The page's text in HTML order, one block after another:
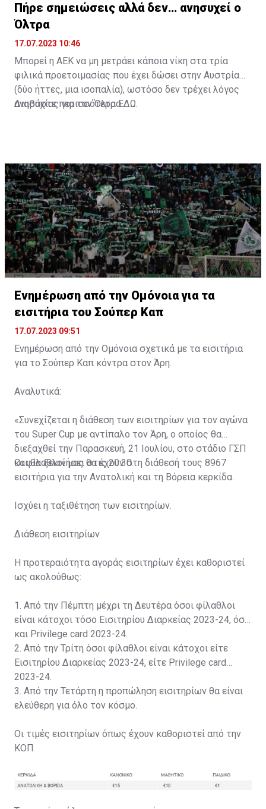
Πήρε σημειώσεις αλλά δεν… ανησυχεί ο
Όλτρα
17.07.2023 10:46
Μπορεί η ΑΕΚ να μη μετράει κάποια νίκη στα τρία
φιλικά προετοιμασίας που έχει δώσει στην Αυστρία
(δύο ήττες, μια ισοπαλία), ωστόσο δεν τρέχει λόγος
ανησυχίας για τον Όλτρα.
Διαβάστε περισσότεραΕΔΩ.
Ενημέρωση από την Ομόνοια για τα
εισιτήρια του Σούπερ Καπ
17.07.2023 09:51
Ενημέρωση από την Ομόνοια σχετικά με τα εισιτήρια
για το Σούπερ Καπ κόντρα στον Άρη.
Αναλυτικά:
«Συνεχίζεται η διάθεση των εισιτηρίων για τον αγώνα
του Super Cup με αντίπαλο τον Άρη, ο οποίος θα
διεξαχθεί την Παρασκευή, 21 Ιουλίου, στο στάδιο ΓΣΠ
και θα ξεκινήσει στις 20:30.
Οι φίλαθλοί μας θα έχουν στη διάθεσή τους 8967
εισιτήρια για την Ανατολική και τη Βόρεια κερκίδα.
Ισχύει η ταξιθέτηση των εισιτηρίων.
Διάθεση εισιτηρίων
Η προτεραιότητα αγοράς εισιτηρίων έχει καθοριστεί
ως ακολούθως:
1. Από την Πέμπτη μέχρι τη Δευτέρα όσοι φίλαθλοι
είναι κάτοχοι τόσο Εισιτηρίου Διαρκείας 2023-24, όσο
και Privilege card 2023-24.
2. Από την Τρίτη όσοι φίλαθλοι είναι κάτοχοι είτε
Εισιτηρίου Διαρκείας 2023-24, είτε Privilege card
2023-24.
3. Από την Τετάρτη η προπώληση εισιτηρίων θα είναι
ελεύθερη για όλο τον κόσμο.
Οι τιμές εισιτηρίων όπως έχουν καθοριστεί από την
ΚΟΠ